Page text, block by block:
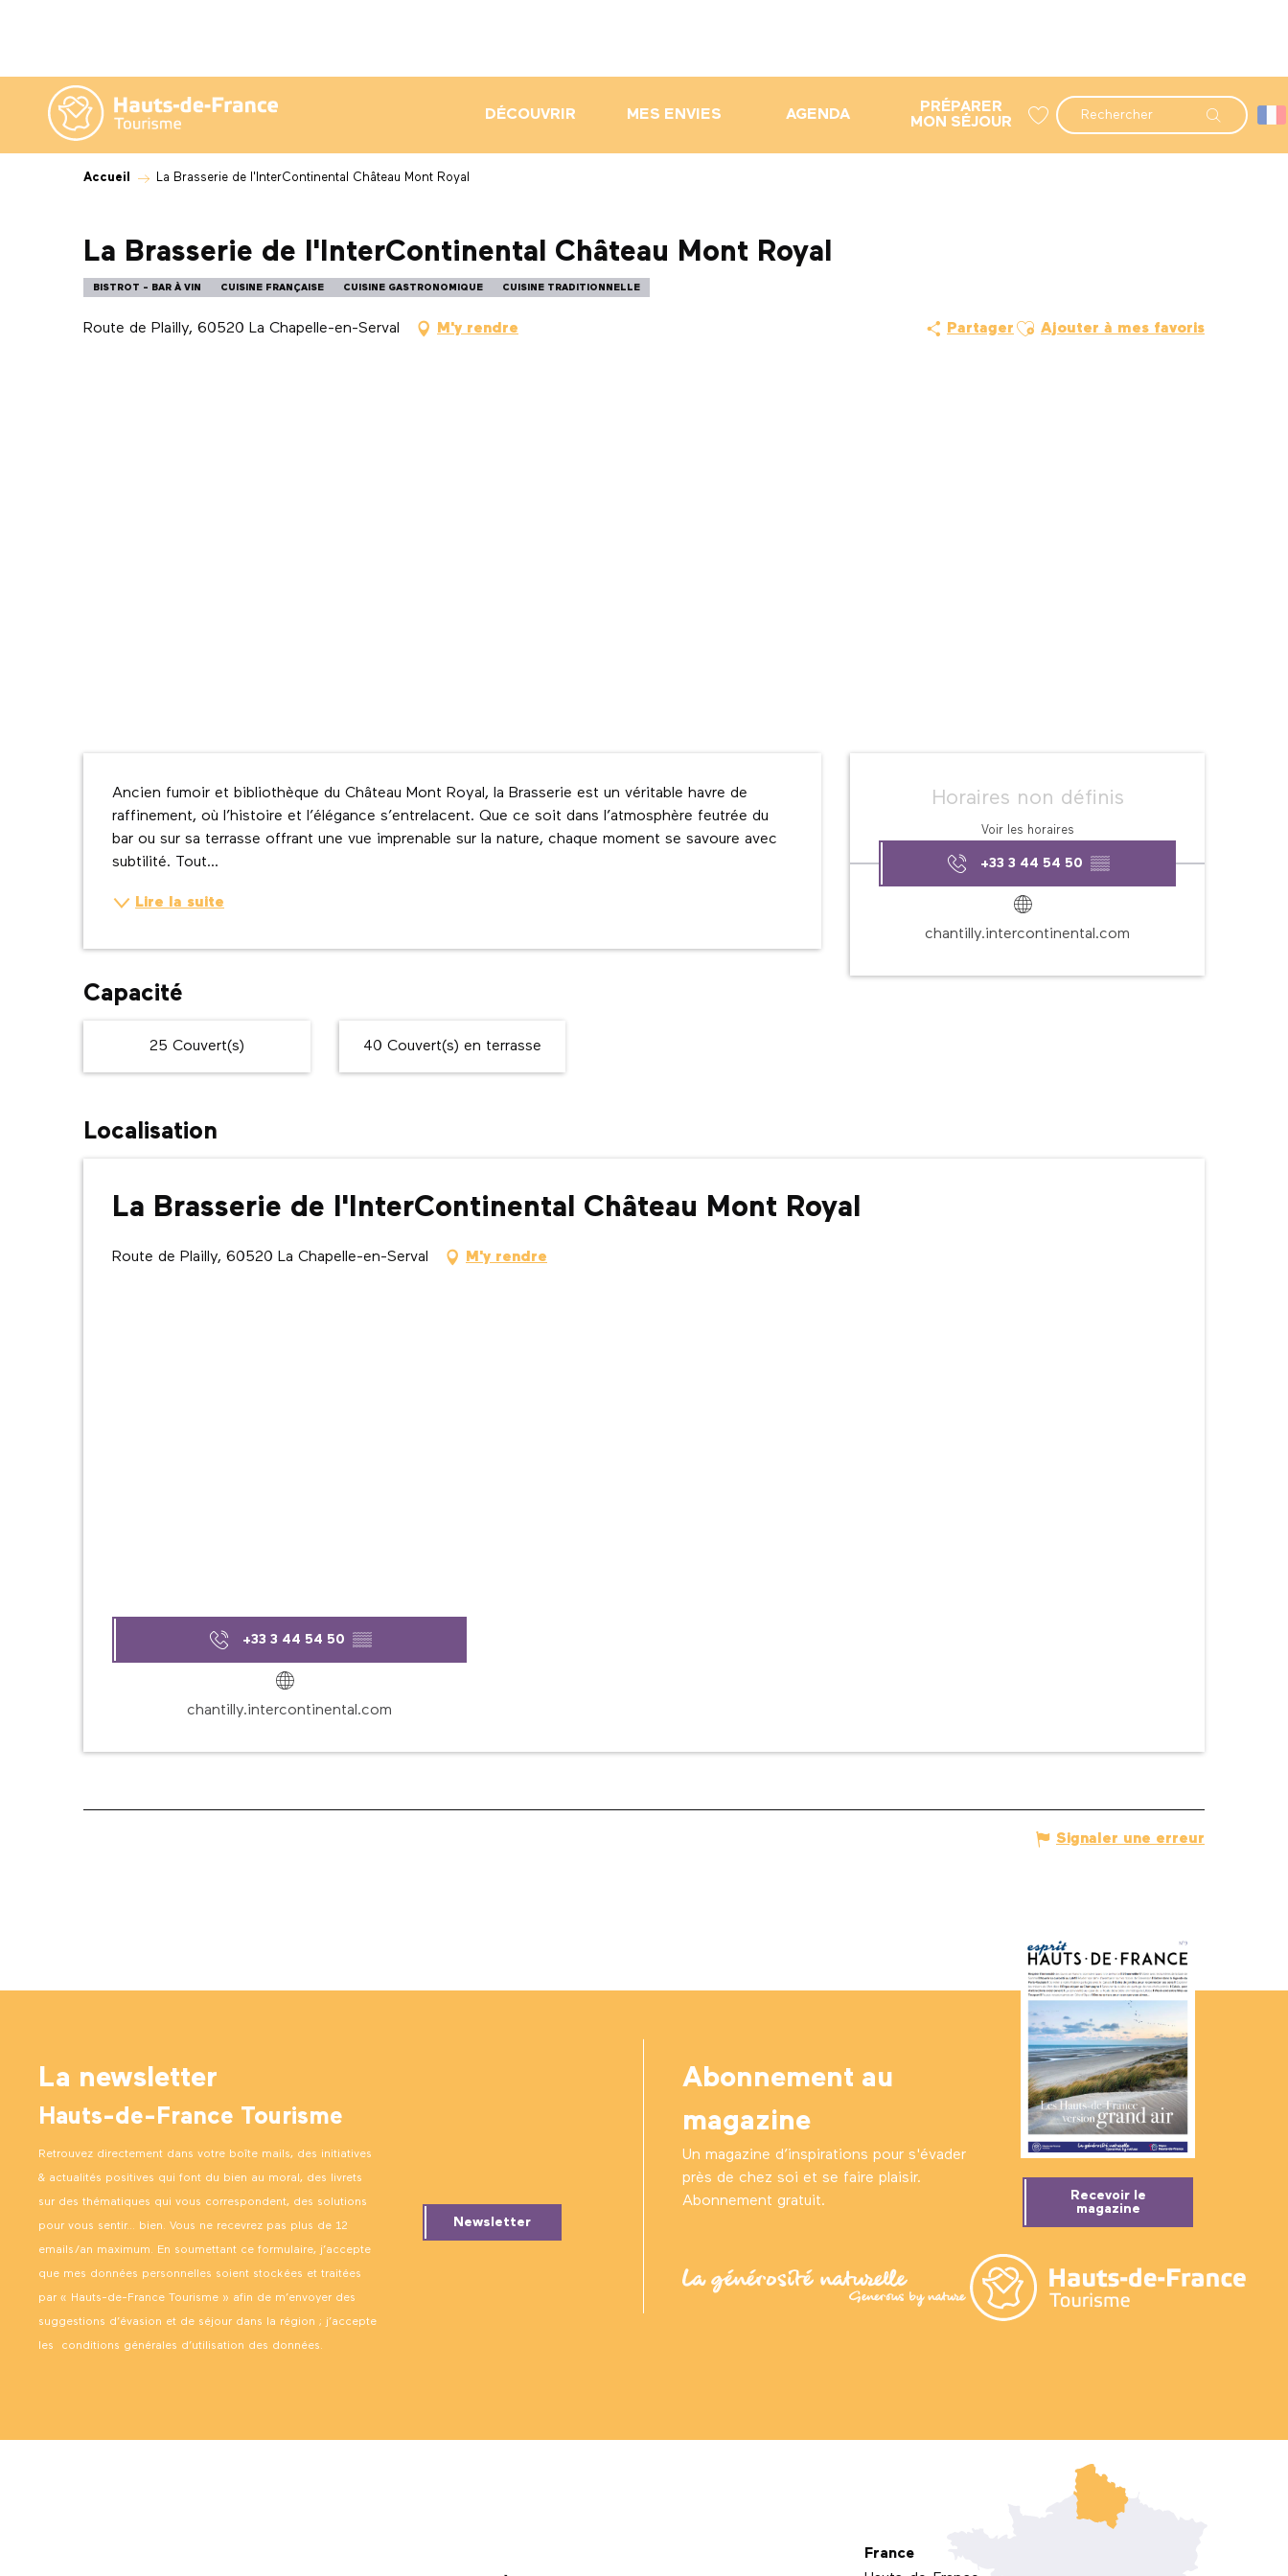
contenu
principal
Recherche
DÉCOUVRIR MES ENVIES AGENDA
PRÉPARER
MON SÉJOUR
Accueil La Brasserie de l'InterContinental Château Mont Royal
La Brasserie de l'InterContinental Château Mont Royal
BISTROT - BAR À VIN CUISINE FRANÇAISE CUISINE GASTRONOMIQUE CUISINE TRADITIONNELLE
Route de Plailly, 60520 La Chapelle-en-Serval M'y rendre Partager Ajouter aux favoris
Ajouter à mes favoris
Ouverture et
Horaires non définis
Voir les horaires
+33 3 44 54 50 ▒▒
chantilly.intercontinental.com
Description
Ancien fumoir et bibliothèque du Château Mont Royal, la Brasserie est un véritable havre de
raffinement, où l’histoire et l’élégance s’entrelacent. Que ce soit dans l’atmosphère feutrée du
bar ou sur sa terrasse offrant une vue imprenable sur la nature, chaque moment se savoure avec
subtilité. Tout...
Lire la suite
Capacité
25 Couvert(s) 40 Couvert(s) en terrasse
Localisation
La Brasserie de l'InterContinental Château Mont Royal
Route de Plailly, 60520 La Chapelle-en-Serval M'y rendre
+33 3 44 54 50 ▒▒
chantilly.intercontinental.com
Signaler une erreur
La newsletter
Hauts-de-France Tourisme
Retrouvez directement dans votre boîte mails, des initiatives
& actualités positives qui font du bien au moral, des livrets
sur des thématiques qui vous correspondent, des solutions
pour vous sentir… bien. Vous ne recevrez pas plus de 12
emails/an maximum. En soumettant ce formulaire, j’accepte
que mes données personnelles soient stockées et traitées
par « Hauts-de-France Tourisme » afin de m’envoyer des
suggestions d’évasion et de séjour dans la région ; j’accepte
les conditions générales d’utilisation des données.
Newsletter
Abonnement au
magazine
Un magazine d’inspirations pour s'évader
près de chez soi et se faire plaisir.
Abonnement gratuit.
Recevoir le
magazine
France